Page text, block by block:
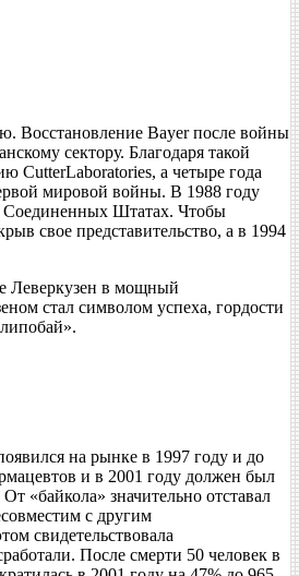
Восстановление Bayer после войны
сектору. Благодаря такой
CutterLaboratories, а четыре года
мировой войны. В 1988 году
Соединенных Штатах. Чтобы
свое представительство, а в 1994
Леверкузен в мощный
стал символом успеха, гордости
на рынке в 1997 году и до
и в 2001 году должен был
«байкола» значительно отставал
с другим
свидетельствовала
После смерти 50 человек в